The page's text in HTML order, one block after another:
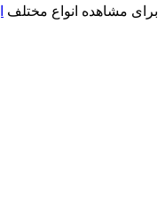
برای مشاهده انواع مختلف